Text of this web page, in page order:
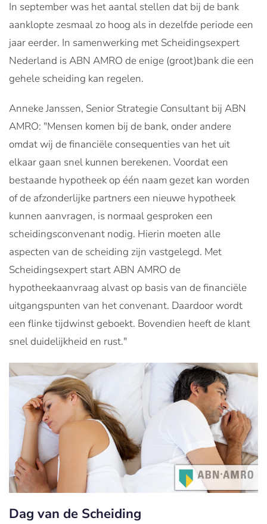
In september was het aantal stellen dat bij de bank
aanklopte zesmaal zo hoog als in dezelfde periode een
jaar eerder. In samenwerking met Scheidingsexpert
Nederland is ABN AMRO de enige (groot)bank die een
gehele scheiding kan regelen.
Anneke Janssen, Senior Strategie Consultant bij ABN
AMRO: "Mensen komen bij de bank, onder andere
omdat wij de financiële consequenties van het uit
elkaar gaan snel kunnen berekenen. Voordat een
bestaande hypotheek op één naam gezet kan worden
of de afzonderlijke partners een nieuwe hypotheek
kunnen aanvragen, is normaal gesproken een
scheidingsconvenant nodig. Hierin moeten alle
aspecten van de scheiding zijn vastgelegd. Met
Scheidingsexpert start ABN AMRO de
hypotheekaanvraag alvast op basis van de financiële
uitgangspunten van het convenant. Daardoor wordt
een flinke tijdwinst geboekt. Bovendien heeft de klant
snel duidelijkheid en rust."
Dag van de Scheiding